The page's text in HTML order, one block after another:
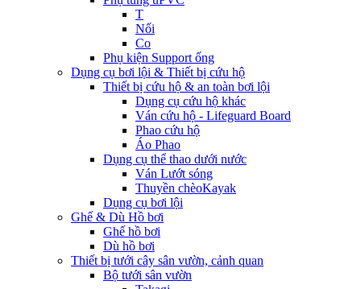
T
Nối
Co
Phụ kiện Support ống
Dụng cụ bơi lội & Thiết bị cứu hộ
Thiết bị cứu hộ & an toàn bơi lội
Dụng cụ cứu hộ khác
Ván cứu hộ - Lifeguard Board
Phao cứu hộ
Áo Phao
Dụng cụ thể thao dưới nước
Ván Lướt sóng
Thuyền chèoKayak
Dụng cụ bơi lội
Ghế & Dù Hồ bơi
Ghế hồ bơi
Dù hồ bơi
Thiết bị tưới cây sân vườn, cảnh quan
Bộ tưới sân vườn